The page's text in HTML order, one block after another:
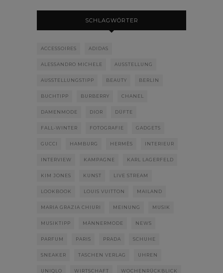
SCHLAGWÖRTER
ACCESSOIRES ADIDAS
ALESSANDRO MICHELE AUSSTELLUNG
AUSSTELLUNGSTIPP BEAUTY BERLIN
BUCHTIPP BURBERRY CHANEL
DAMENMODE DIOR DÜFTE
FALL-WINTER FOTOGRAFIE GADGETS
GUCCI HAMBURG HERMÈS INTERIEUR
INTERVIEW KAMPAGNE KARL LAGERFELD
KIM JONES KUNST LIVE STREAM
LOOKBOOK LOUIS VUITTON MAILAND
MARIA GRAZIA CHIURI MEINUNG MUSIK
MUSIKTIPP MÄNNERMODE NEWS
PARFUM PARIS PRADA SCHUHE
SNEAKER TASCHEN VERLAG UHREN
UNIQLO WIRTSCHAFT WOCHENRÜCKBLICK